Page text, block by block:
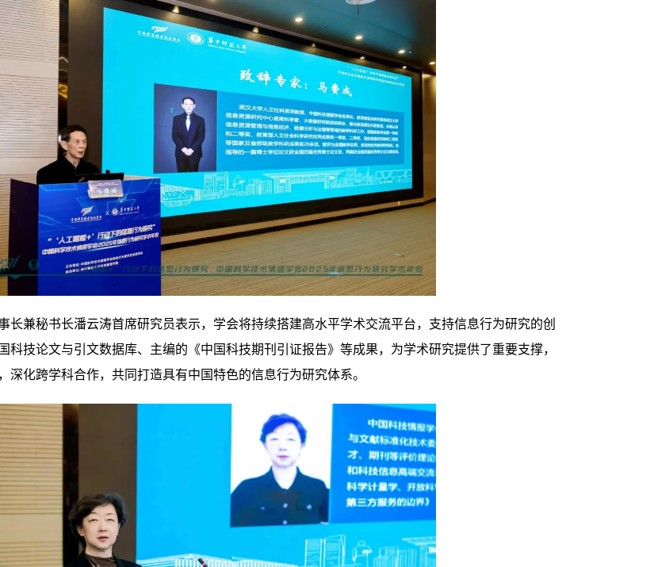
兼秘书长潘云涛首席研究员表示，学会将持续搭建高水平学术交流平台，支持信息行为研究的创
科技论文与引文数据库、主编的《中国科技期刊引证报告》等成果，为学术研究提供了重要支撑，
深化跨学科合作，共同打造具有中国特色的信息行为研究体系。